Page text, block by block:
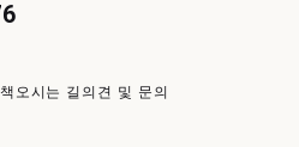
오시는 길 의견 및 문의